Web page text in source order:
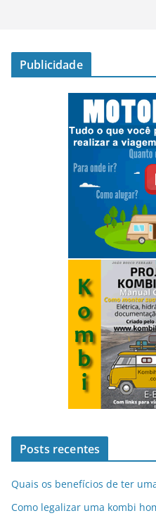
Publicidade
Posts recentes
Quais os benefícios de ter
Como legalizar uma kombi